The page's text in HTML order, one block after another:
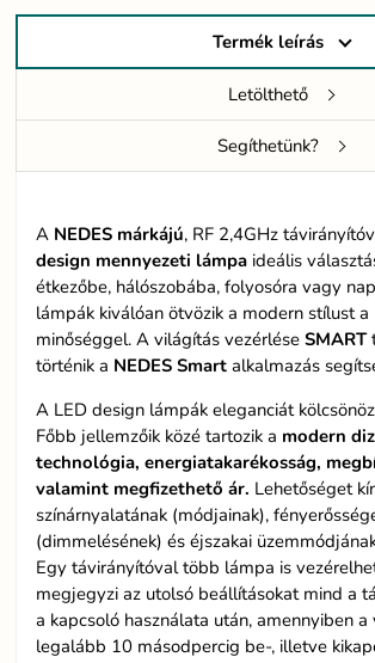
Termék leírás
Letölthető
Segíthetünk?
A NEDES márkájú, RF 2,4GHz
design mennyezeti lámpa ideális
étkezőbe, hálószobába, folyosóra vagy
lámpák kiválóan ötvözik a modern stílust
minőséggel. A világítás vezérléseSMART
történik a NEDES Smart alkalmazás
A LED design lámpák eleganciát
Főbb jellemzőik közé tartozik a modern
technológia, energiatakarékosság,
valamint megfizethető ár. Lehetőséget
színárnyalatának (módjainak),
(dimmelésének) és éjszakai
Egy távirányítóval több lámpa is
megjegyzi az utolsó beállításokat mind a
a kapcsoló használata után, amennyiben
legalább 10 másodpercig be-, illetve